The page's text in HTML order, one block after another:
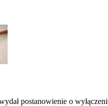
postanowienie o